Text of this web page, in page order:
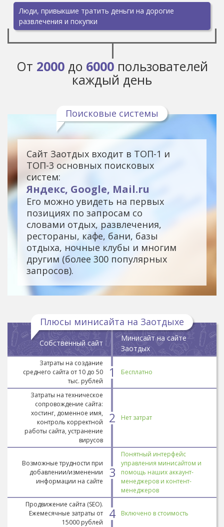
Люди, привыкшие тратить деньги на дорогие
развлечения и покупки
От 2000до 6000пользователей
каждый день
Поисковые системы
Сайт Заотдых входит в ТОП-1 и
ТОП-3 основных поисковых
систем:
Яндекс, Google, Mail.ru
Его можно увидеть на первых
позициях по запросам со
словами отдых, развлечения,
рестораны, кафе, бани, базы
отдыха, ночные клубы и многим
другим (более 300 популярных
запросов).
Плюсы минисайта на Заотдыхе
Собственный сайт
Минисайт на сайте
Заотдых
1
Затраты на создание
среднего сайта от 10 до 50
тыс. рублей
Бесплатно
2
Затраты на техническое
сопровождение сайта:
хостинг, доменное имя,
контроль корректной
работы сайта, устранение
вирусов
Нет затрат
3
Возможные трудности при
добавлении/изменении
информации на сайте
Понятный интерфейс
управления минисайтом и
помощь наших аккаунт-
менеджеров и контент-
менеджеров
4
Продвижение сайта (SEO).
Ежемесячные затраты от
15000 рублей
Включено в стоимость